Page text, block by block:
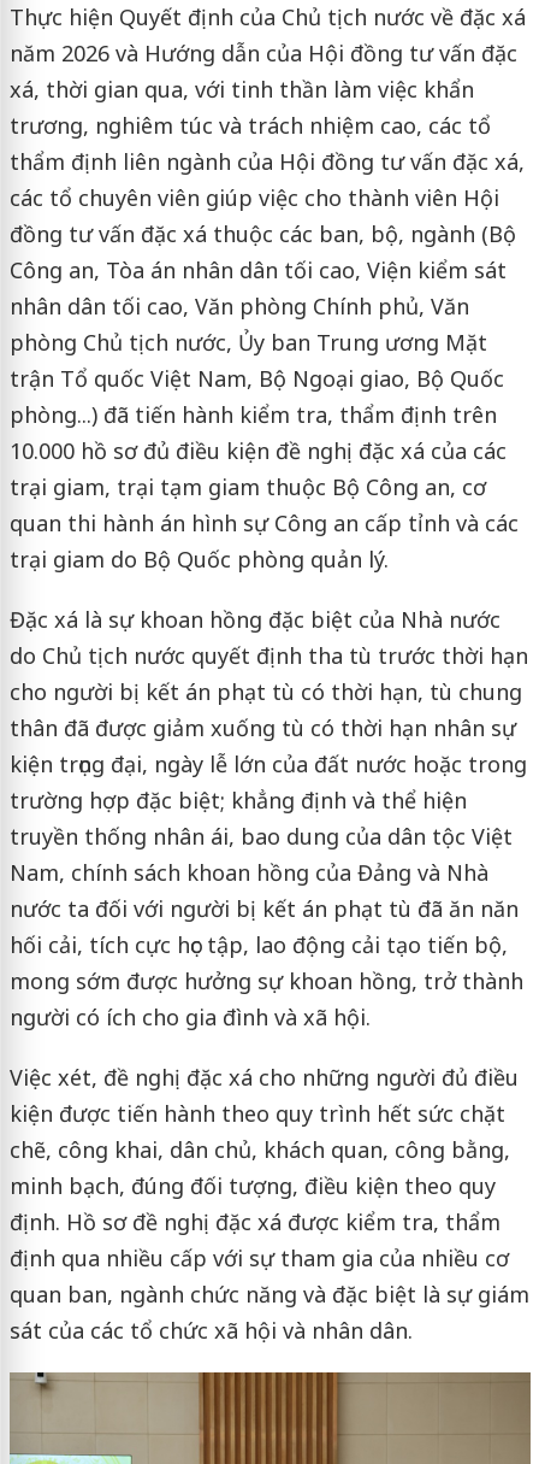
Thực hiện Quyết định của Chủ tịch nước về đặc xá
năm 2026 và Hướng dẫn của Hội đồng tư vấn đặc
xá, thời gian qua, với tinh thần làm việc khẩn
trương, nghiêm túc và trách nhiệm cao, các tổ
thẩm định liên ngành của Hội đồng tư vấn đặc xá,
các tổ chuyên viên giúp việc cho thành viên Hội
đồng tư vấn đặc xá thuộc các ban, bộ, ngành (Bộ
Công an, Tòa án nhân dân tối cao, Viện kiểm sát
nhân dân tối cao, Văn phòng Chính phủ, Văn
phòng Chủ tịch nước, Ủy ban Trung ương Mặt
trận Tổ quốc Việt Nam, Bộ Ngoại giao, Bộ Quốc
phòng...) đã tiến hành kiểm tra, thẩm định trên
10.000 hồ sơ đủ điều kiện đề nghị đặc xá của các
trại giam, trại tạm giam thuộc Bộ Công an, cơ
quan thi hành án hình sự Công an cấp tỉnh và các
trại giam do Bộ Quốc phòng quản lý.
Đặc xá là sự khoan hồng đặc biệt của Nhà nước
do Chủ tịch nước quyết định tha tù trước thời hạn
cho người bị kết án phạt tù có thời hạn, tù chung
thân đã được giảm xuống tù có thời hạn nhân sự
kiện trọng đại, ngày lễ lớn của đất nước hoặc trong
trường hợp đặc biệt; khẳng định và thể hiện
truyền thống nhân ái, bao dung của dân tộc Việt
Nam, chính sách khoan hồng của Đảng và Nhà
nước ta đối với người bị kết án phạt tù đã ăn năn
hối cải, tích cực học tập, lao động cải tạo tiến bộ,
mong sớm được hưởng sự khoan hồng, trở thành
người có ích cho gia đình và xã hội.
Việc xét, đề nghị đặc xá cho những người đủ điều
kiện được tiến hành theo quy trình hết sức chặt
chẽ, công khai, dân chủ, khách quan, công bằng,
minh bạch, đúng đối tượng, điều kiện theo quy
định. Hồ sơ đề nghị đặc xá được kiểm tra, thẩm
định qua nhiều cấp với sự tham gia của nhiều cơ
quan ban, ngành chức năng và đặc biệt là sự giám
sát của các tổ chức xã hội và nhân dân.